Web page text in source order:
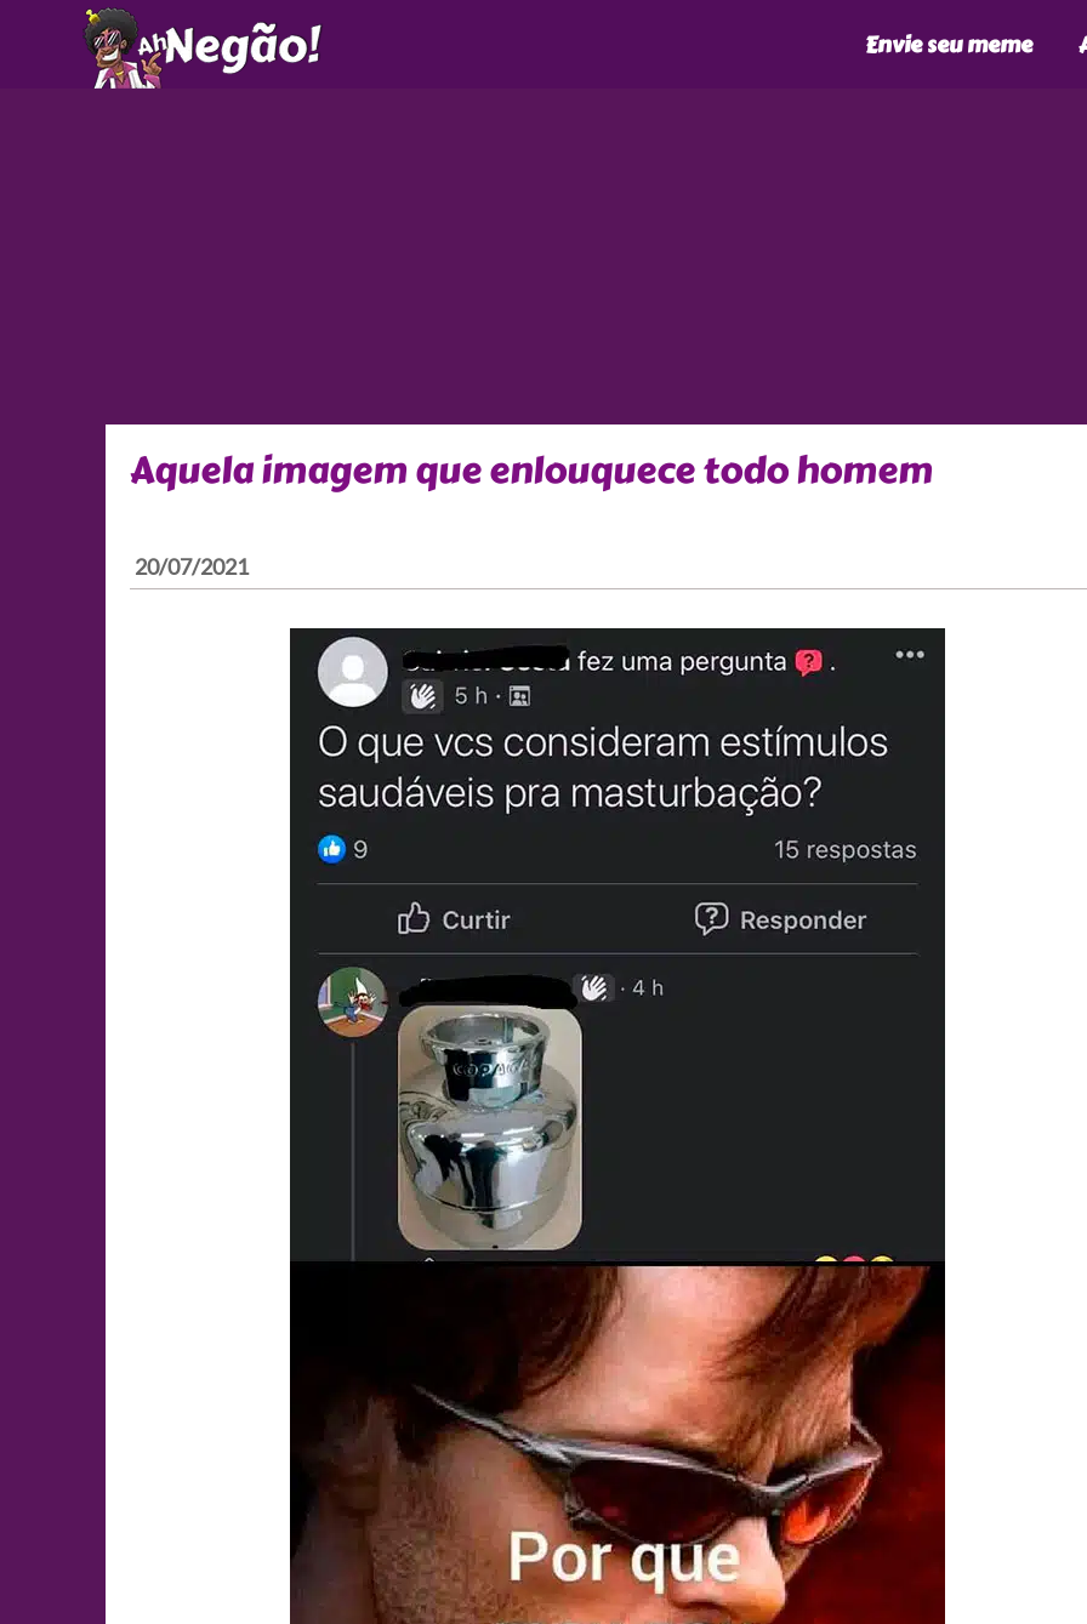
Envie seu meme
Aquela imagem que enlouquece todo homem
20/07/2021